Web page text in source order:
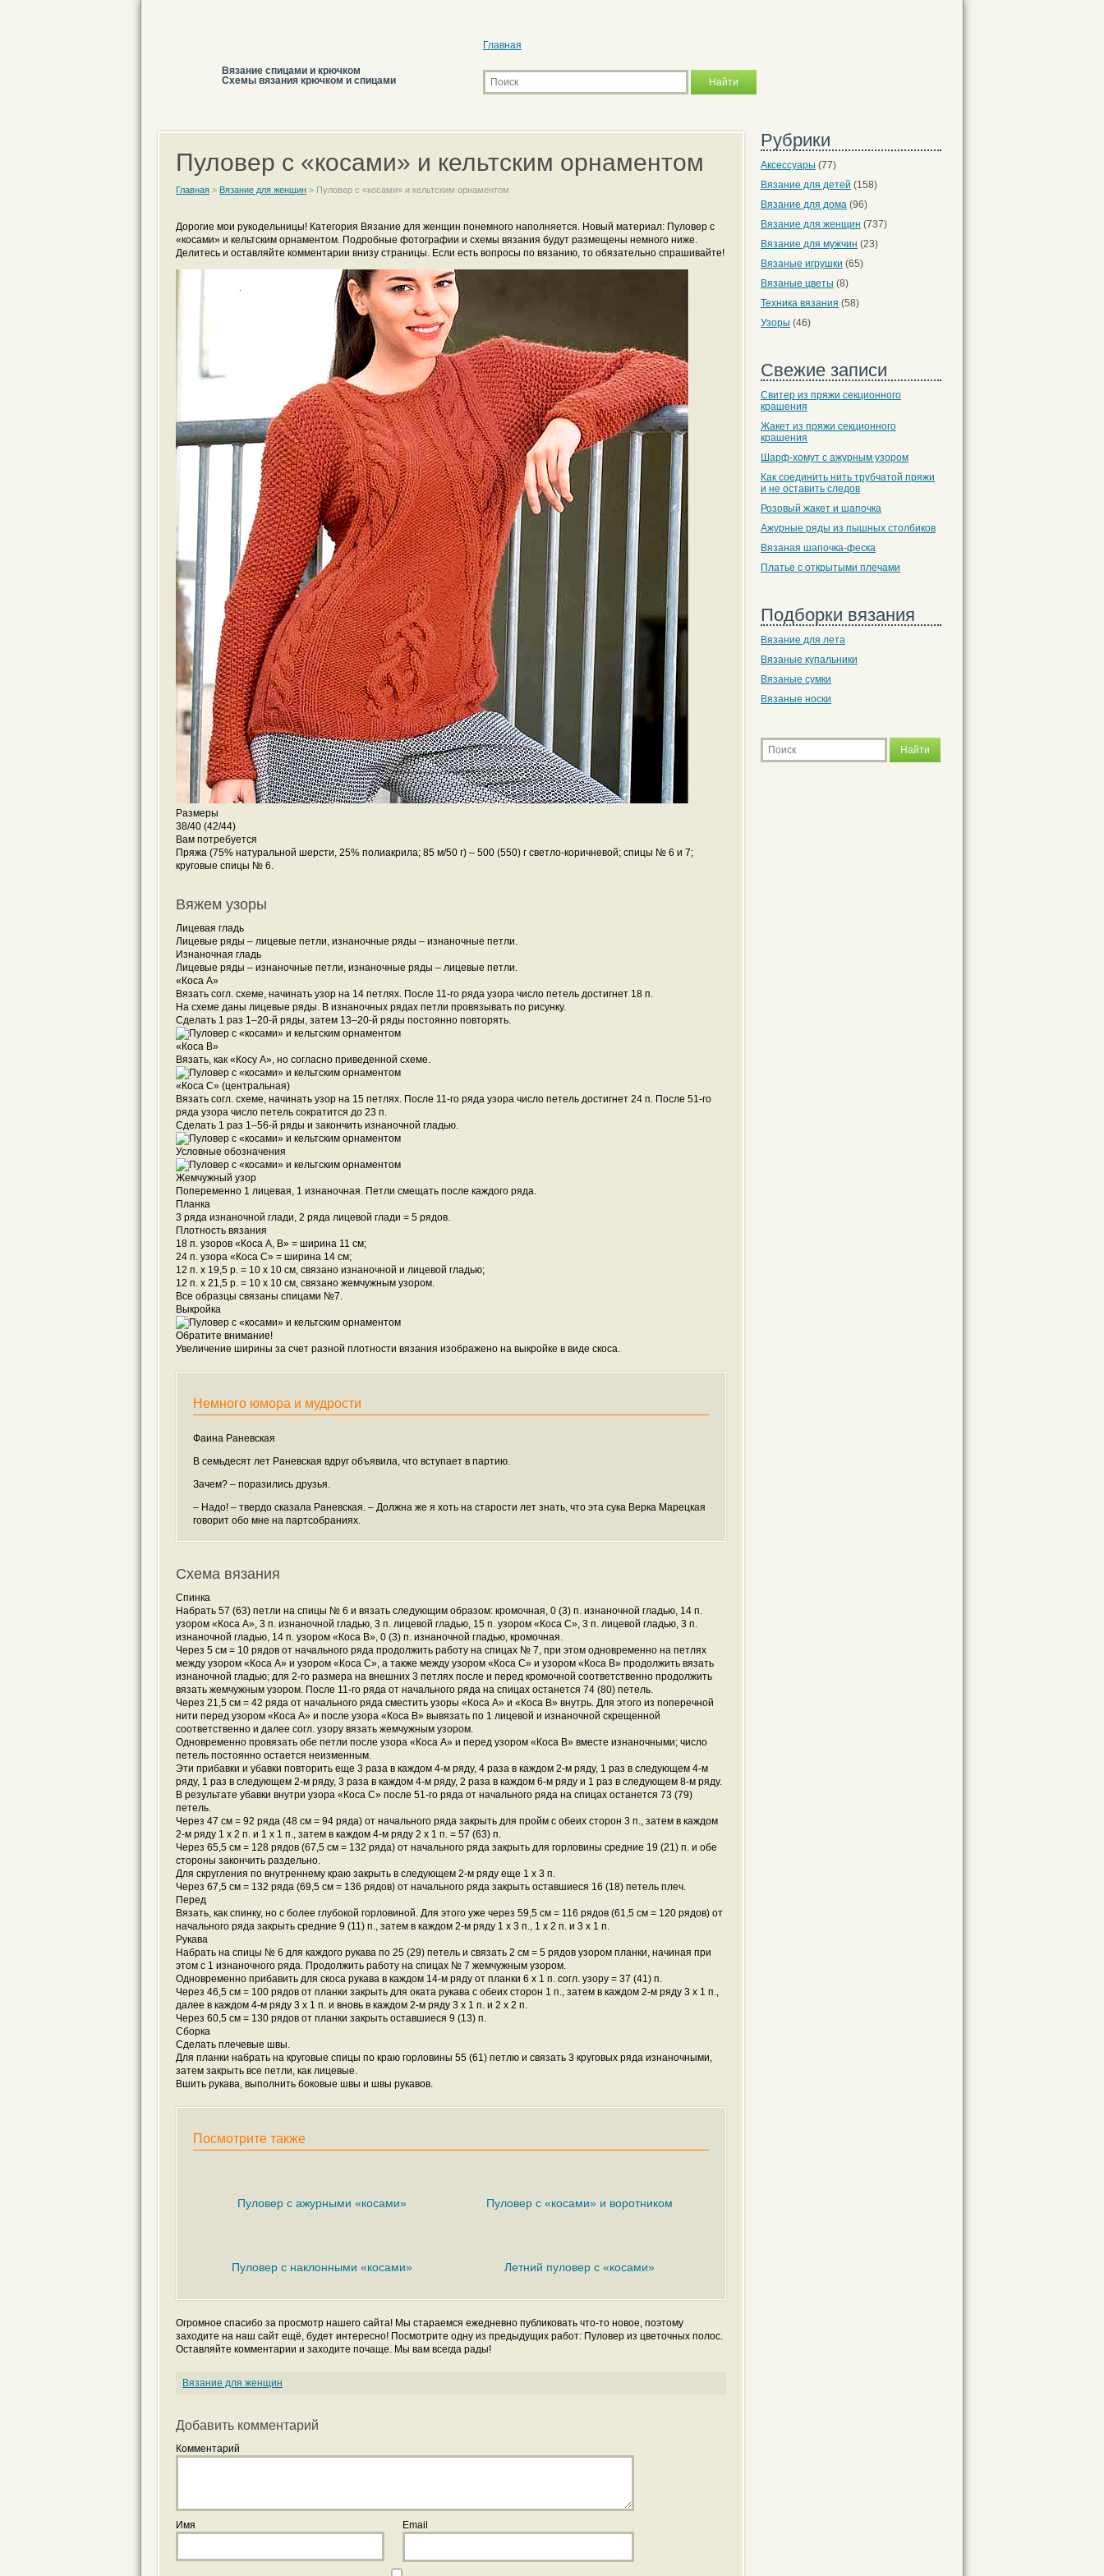
Вязание спицами и крючком
Схемы вязания крючком и спицами
Главная
Пуловер с «косами» и кельтским орнаментом
Главная > Вязание для женщин > Пуловер с «косами» и кельтским орнаментом
Дорогие мои рукодельницы! Категория Вязание для женщин понемного наполняется. Новый материал: Пуловер с
«косами» и кельтским орнаментом. Подробные фотографии и схемы вязания будут размещены немного ниже.
Делитесь и оставляйте комментарии внизу страницы. Если есть вопросы по вязанию, то обязательно спрашивайте!
Размеры
38/40 (42/44)
Вам потребуется
Пряжа (75% натуральной шерсти, 25% полиакрила; 85 м/50 г) – 500 (550) г светло-коричневой; спицы № 6 и 7;
круговые спицы № 6.
Вяжем узоры
Лицевая гладь
Лицевые ряды – лицевые петли, изнаночные ряды – изнаночные петли.
Изнаночная гладь
Лицевые ряды – изнаночные петли, изнаночные ряды – лицевые петли.
«Коса А»
Вязать согл. схеме, начинать узор на 14 петлях. После 11-го ряда узора число петель достигнет 18 п.
На схеме даны лицевые ряды. В изнаночных рядах петли провязывать по рисунку.
Сделать 1 раз 1–20-й ряды, затем 13–20-й ряды постоянно повторять.
«Коса В»
Вязать, как «Косу А», но согласно приведенной схеме.
«Коса С» (центральная)
Вязать согл. схеме, начинать узор на 15 петлях. После 11-го ряда узора число петель достигнет 24 п. После 51-го
ряда узора число петель сократится до 23 п.
Сделать 1 раз 1–56-й ряды и закончить изнаночной гладью.
Условные обозначения
Жемчужный узор
Попеременно 1 лицевая, 1 изнаночная. Петли смещать после каждого ряда.
Планка
3 ряда изнаночной глади, 2 ряда лицевой глади = 5 рядов.
Плотность вязания
18 п. узоров «Коса А, В» = ширина 11 см;
24 п. узора «Коса С» = ширина 14 см;
12 п. х 19,5 р. = 10 x 10 см, связано изнаночной и лицевой гладью;
12 п. х 21,5 р. = 10 x 10 см, связано жемчужным узором.
Все образцы связаны спицами №7.
Выкройка
Обратите внимание!
Увеличение ширины за счет разной плотности вязания изображено на выкройке в виде скоса.
Немного юмора и мудрости
Фаина Раневская
В семьдесят лет Раневская вдруг объявила, что вступает в партию.
Зачем? – поразились друзья.
– Надо! – твердо сказала Раневская. – Должна же я хоть на старости лет знать, что эта сука Верка Марецкая
говорит обо мне на партсобраниях.
Схема вязания
Спинка
Набрать 57 (63) петли на спицы № 6 и вязать следующим образом: кромочная, 0 (3) п. изнаночной гладью, 14 п.
узором «Коса А», 3 п. изнаночной гладью, 3 п. лицевой гладью, 15 п. узором «Коса С», 3 п. лицевой гладью, 3 п.
изнаночной гладью, 14 п. узором «Коса В», 0 (3) п. изнаночной гладью, кромочная.
Через 5 см = 10 рядов от начального ряда продолжить работу на спицах № 7, при этом одновременно на петлях
между узором «Коса А» и узором «Коса С», а также между узором «Коса С» и узором «Коса В» продолжить вязать
изнаночной гладью; для 2-го размера на внешних 3 петлях после и перед кромочной соответственно продолжить
вязать жемчужным узором. После 11-го ряда от начального ряда на спицах останется 74 (80) петель.
Через 21,5 см = 42 ряда от начального ряда сместить узоры «Коса А» и «Коса В» внутрь. Для этого из поперечной
нити перед узором «Коса А» и после узора «Коса В» вывязать по 1 лицевой и изнаночной скрещенной
соответственно и далее согл. узору вязать жемчужным узором.
Одновременно провязать обе петли после узора «Коса А» и перед узором «Коса В» вместе изнаночными; число
петель постоянно остается неизменным.
Эти прибавки и убавки повторить еще 3 раза в каждом 4-м ряду, 4 раза в каждом 2-м ряду, 1 раз в следующем 4-м
ряду, 1 раз в следующем 2-м ряду, 3 раза в каждом 4-м ряду, 2 раза в каждом 6-м ряду и 1 раз в следующем 8-м ряду.
В результате убавки внутри узора «Коса С» после 51-го ряда от начального ряда на спицах останется 73 (79)
петель.
Через 47 см = 92 ряда (48 см = 94 ряда) от начального ряда закрыть для пройм с обеих сторон 3 п., затем в каждом
2-м ряду 1 x 2 п. и 1 x 1 п., затем в каждом 4-м ряду 2 x 1 п. = 57 (63) п.
Через 65,5 см = 128 рядов (67,5 см = 132 ряда) от начального ряда закрыть для горловины средние 19 (21) п. и обе
стороны закончить раздельно.
Для скругления по внутреннему краю закрыть в следующем 2-м ряду еще 1 x 3 п.
Через 67,5 см = 132 ряда (69,5 см = 136 рядов) от начального ряда закрыть оставшиеся 16 (18) петель плеч.
Перед
Вязать, как спинку, но с более глубокой горловиной. Для этого уже через 59,5 см = 116 рядов (61,5 см = 120 рядов) от
начального ряда закрыть средние 9 (11) п., затем в каждом 2-м ряду 1 x 3 п., 1 x 2 п. и 3 x 1 п.
Рукава
Набрать на спицы № 6 для каждого рукава по 25 (29) петель и связать 2 см = 5 рядов узором планки, начиная при
этом с 1 изнаночного ряда. Продолжить работу на спицах № 7 жемчужным узором.
Одновременно прибавить для скоса рукава в каждом 14-м ряду от планки 6 x 1 п. согл. узору = 37 (41) п.
Через 46,5 см = 100 рядов от планки закрыть для оката рукава с обеих сторон 1 п., затем в каждом 2-м ряду 3 x 1 п.,
далее в каждом 4-м ряду 3 x 1 п. и вновь в каждом 2-м ряду 3 x 1 п. и 2 x 2 п.
Через 60,5 см = 130 рядов от планки закрыть оставшиеся 9 (13) п.
Сборка
Сделать плечевые швы.
Для планки набрать на круговые спицы по краю горловины 55 (61) петлю и связать 3 круговых ряда изнаночными,
затем закрыть все петли, как лицевые.
Вшить рукава, выполнить боковые швы и швы рукавов.
Посмотрите также
Пуловер с ажурными «косами»
Пуловер с «косами» и воротником
Пуловер с наклонными «косами» Летний пуловер с «косами»
Огромное спасибо за просмотр нашего сайта! Мы стараемся ежедневно публиковать что-то новое, поэтому
заходите на наш сайт ещё, будет интересно! Посмотрите одну из предыдущих работ: Пуловер из цветочных полос.
Оставляйте комментарии и заходите почаще. Мы вам всегда рады!
Вязание для женщин
Добавить комментарий
Комментарий
Имя Email
Рубрики
Аксессуары (77)
Вязание для детей (158)
Вязание для дома (96)
Вязание для женщин (737)
Вязание для мужчин (23)
Вязаные игрушки (65)
Вязаные цветы (8)
Техника вязания (58)
Узоры (46)
Свежие записи
Свитер из пряжи секционного
крашения
Жакет из пряжи секционного
крашения
Шарф-хомут с ажурным узором
Как соединить нить трубчатой пряжи
и не оставить следов
Розовый жакет и шапочка
Ажурные ряды из пышных столбиков
Вязаная шапочка-феска
Платье с открытыми плечами
Подборки вязания
Вязание для лета
Вязаные купальники
Вязаные сумки
Вязаные носки